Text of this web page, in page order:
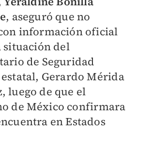
, aseguró que no
información oficial
situación del
de Seguridad
Gerardo Mérida
luego de que el
de México confirmara
en Estados